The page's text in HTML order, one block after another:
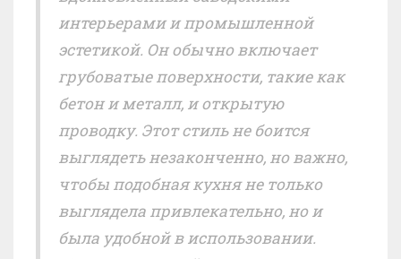
интерьерами и промышленной
эстетикой. Он обычно включает
грубоватые поверхности, такие как
бетон и металл, и открытую
проводку. Этот стиль не боится
выглядеть незаконченно, но важно,
чтобы подобная кухня не только
выглядела привлекательно, но и
была удобной в использовании.